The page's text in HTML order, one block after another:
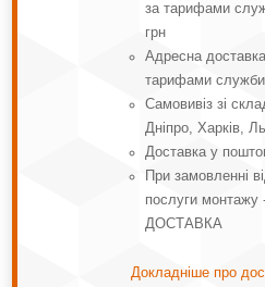
за тарифами
грн
Адресна
тарифами служби
Самовивіз зі
Дніпро, Харків,
Доставка у
При замовленні
послуги
ДОСТАВКА
Докладніше про